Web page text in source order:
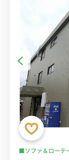
■ソファ＆ローテ